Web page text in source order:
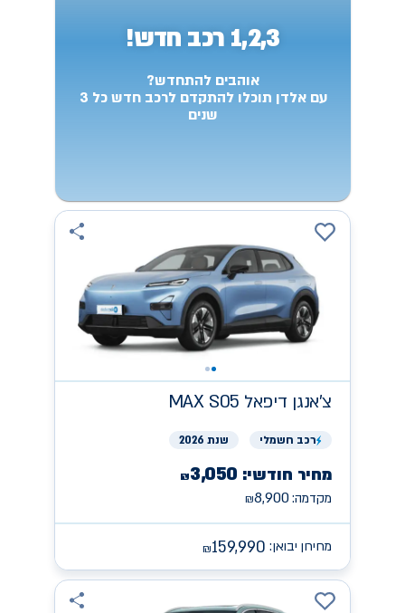
1,2,3 רכב חדש!
אוהבים להתחדש?
עם אלדן תוכלו להתקדם לרכב חדש כל 3
שנים
צ'אנגן MAX S05 דיפאל
רכב חשמלי שנת 2026
מחיר חודשי: ₪3,050
מקדמה: ₪8,900
מחירון יבואן: ₪159,990